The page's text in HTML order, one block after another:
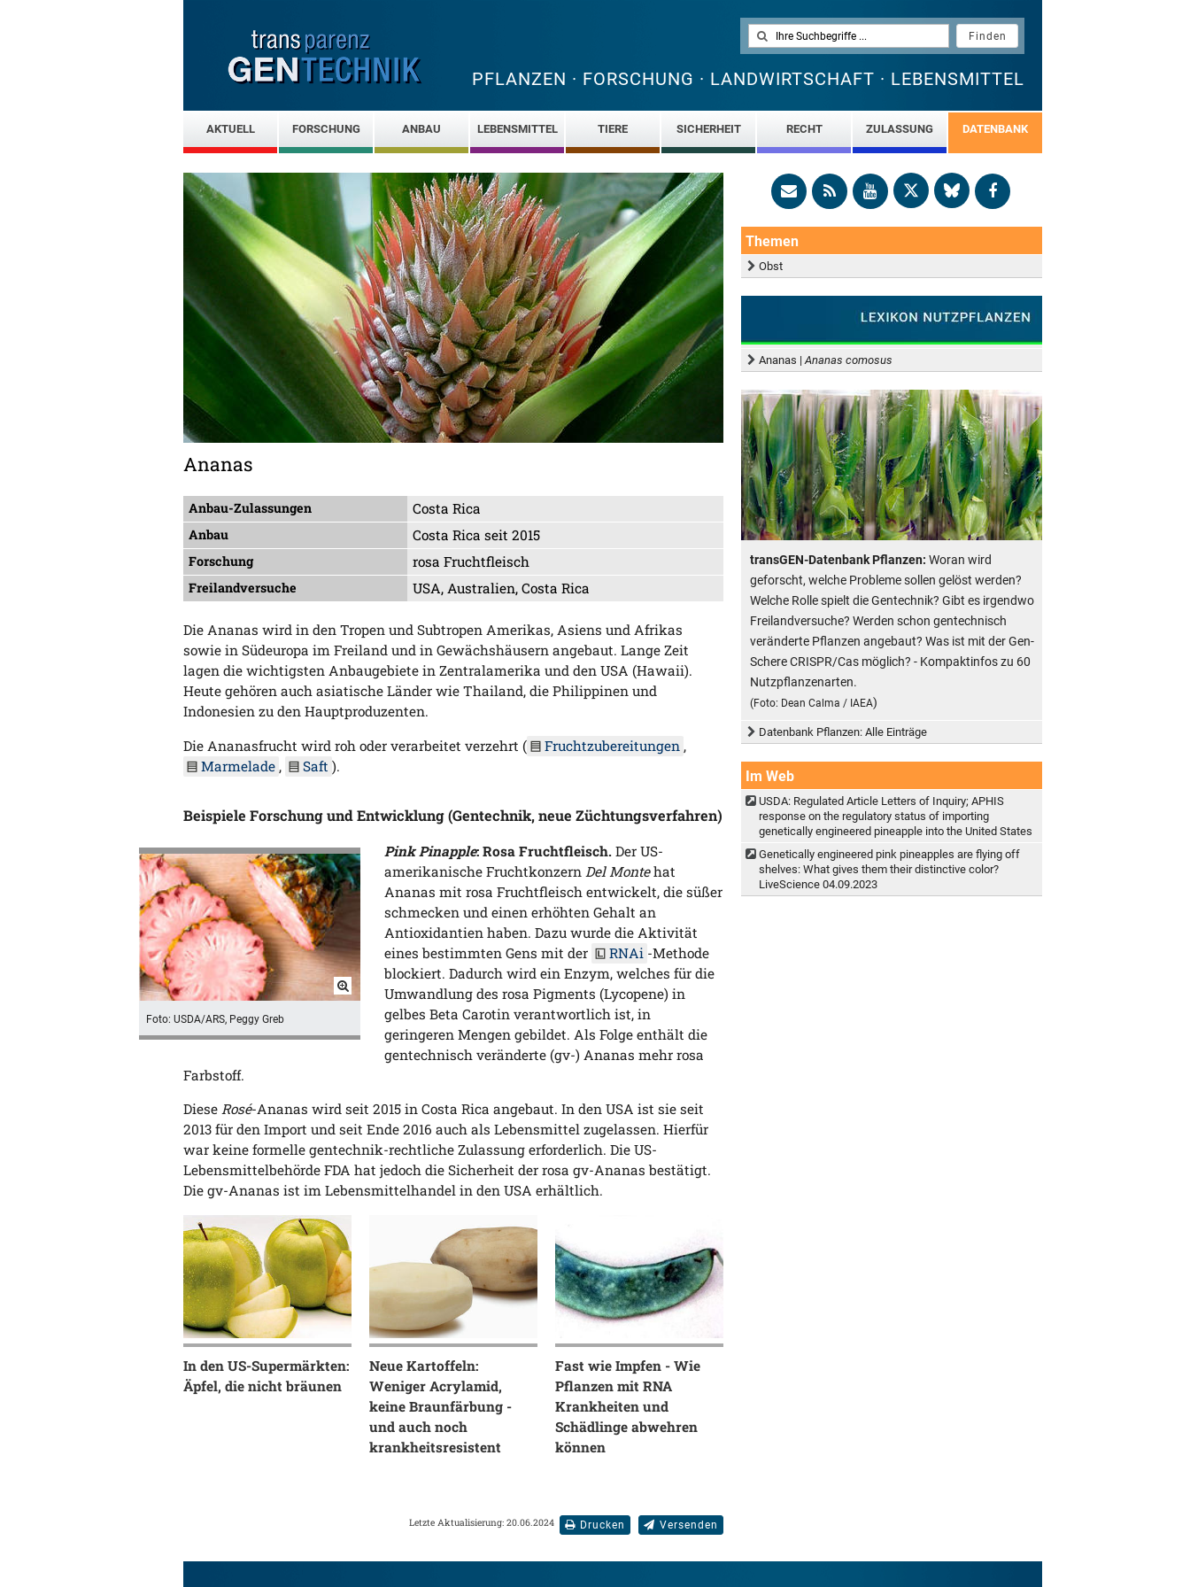
PFLANZEN · FORSCHUNG · LANDWIRTSCHAFT · LEBENSMITTEL
AKTUELL FORSCHUNG ANBAU LEBENSMITTEL TIERE SICHERHEIT RECHT ZULASSUNG DATENBANK
Ananas
Anbau-Zulassungen Costa Rica
Anbau Costa Rica seit 2015
Forschung rosa Fruchtfleisch
Freilandversuche USA, Australien, Costa Rica
Die Ananas wird in den Tropen und Subtropen Amerikas, Asiens und Afrikas
sowie in Südeuropa im Freiland und in Gewächshäusern angebaut. Lange Zeit
lagen die wichtigsten Anbaugebiete in Zentralamerika und den USA (Hawaii).
Heute gehören auch asiatische Länder wie Thailand, die Philippinen und
Indonesien zu den Hauptproduzenten.
Die Ananasfrucht wird roh oder verarbeitet verzehrt (
Fruchtzubereitungen ,
Marmelade , Saft ).
Beispiele Forschung und Entwicklung (Gentechnik, neue Züchtungsverfahren)
Foto: USDA/ARS, Peggy Greb
Pink Pinapple: Rosa Fruchtfleisch. Der US-
amerikanische Fruchtkonzern Del Montehat
Ananas mit rosa Fruchtfleisch entwickelt, die süßer
schmecken und einen erhöhten Gehalt an
Antioxidantien haben. Dazu wurde die Aktivität
eines bestimmten Gens mit der
RNAi -Methode
blockiert. Dadurch wird ein Enzym, welches für die
Umwandlung des rosa Pigments (Lycopene) in
gelbes Beta Carotin verantwortlich ist, in
geringeren Mengen gebildet. Als Folge enthält die
gentechnisch veränderte (gv-) Ananas mehr rosa
Farbstoff.
Diese Rosé-Ananas wird seit 2015 in Costa Rica angebaut. In den USA ist sie seit
2013 für den Import und seit Ende 2016 auch als Lebensmittel zugelassen. Hierfür
war keine formelle gentechnik-rechtliche Zulassung erforderlich. Die US-
Lebensmittelbehörde FDA hat jedoch die Sicherheit der rosa gv-Ananas bestätigt.
Die gv-Ananas ist im Lebensmittelhandel in den USA erhältlich.
In den US-Supermärkten:
Äpfel, die nicht bräunen
Neue Kartoffeln:
Weniger Acrylamid,
keine Braunfärbung -
und auch noch
krankheitsresistent
Fast wie Impfen - Wie
Pflanzen mit RNA
Krankheiten und
Schädlinge abwehren
können
Drucken Versenden
Letzte Aktualisierung: 20.06.2024
Themen
Obst
Ananas | Ananas comosus
transGEN-Datenbank Pflanzen: Woran wird
geforscht, welche Probleme sollen gelöst werden?
Welche Rolle spielt die Gentechnik? Gibt es irgendwo
Freilandversuche? Werden schon gentechnisch
veränderte Pflanzen angebaut? Was ist mit der Gen-
Schere CRISPR/Cas möglich? - Kompaktinfos zu 60
Nutzpflanzenarten.
(Foto: Dean Calma / IAEA)
Datenbank Pflanzen: Alle Einträge
Im Web
USDA: Regulated Article Letters of Inquiry; APHIS
response on the regulatory status of importing
genetically engineered pineapple into the United States
Genetically engineered pink pineapples are flying off
shelves: What gives them their distinctive color?
LiveScience 04.09.2023